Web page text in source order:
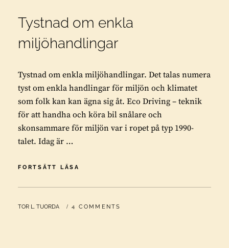
Tystnad om enkla
miljöhandlingar
Tystnad om enkla miljöhandlingar. Det talas numera
tyst om enkla handlingar för miljön och klimatet
som folk kan kan ägna sig åt. Eco Driving – teknik
för att handha och köra bil snålare och
skonsammare för miljön var i ropet på typ 1990-
talet. Idag är …
FORTSÄTT LÄSA
ENKLA
BY
TOR L. TUORDA 4 COMMENTS